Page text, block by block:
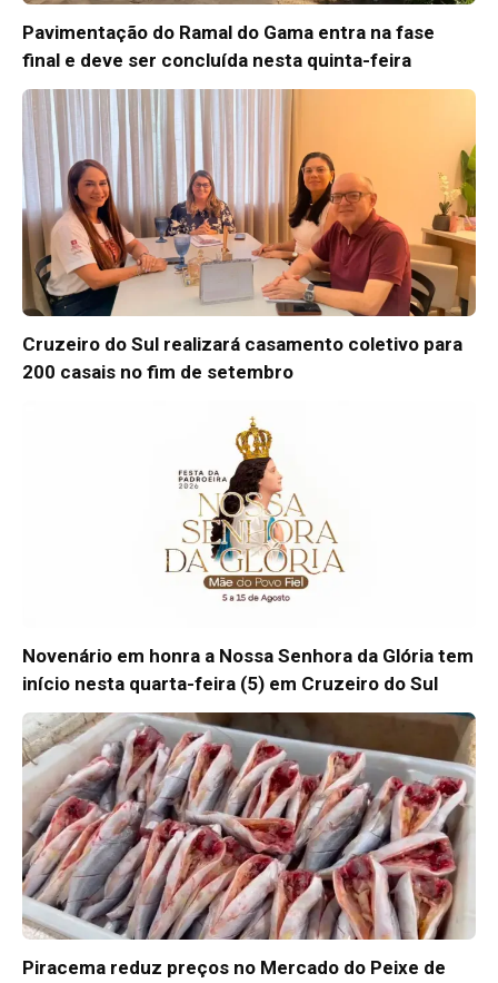
Pavimentação do Ramal do Gama entra na fase
final e deve ser concluída nesta quinta-feira
Cruzeiro do Sul realizará casamento coletivo para
200 casais no fim de setembro
Novenário em honra a Nossa Senhora da Glória tem
início nesta quarta-feira (5) em Cruzeiro do Sul
Piracema reduz preços no Mercado do Peixe de